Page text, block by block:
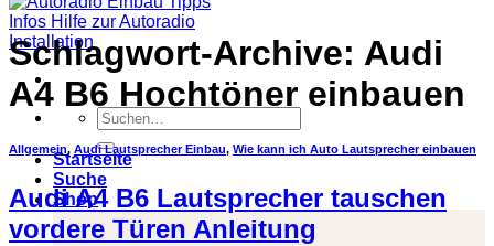
Suchen
nach:
Startseite
Suche
Shop
Schlagwort-Archive: Audi
A4 B6 Hochtöner einbauen
Allgemein, Audi Lautsprecher Einbau, Wie kann ich Auto Lautsprecher einbauen
Audi A4 B6 Lautsprecher tauschen
vordere Türen Anleitung